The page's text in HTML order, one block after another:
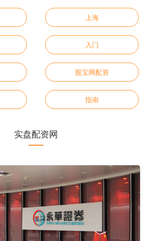
上海
入门
股宝网配资
指南
实盘配资网